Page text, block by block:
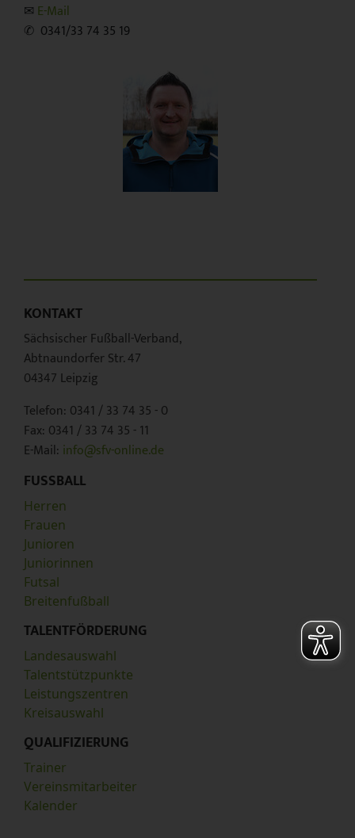
✉︎ E-Mail
✆ 0341/33 74 35 19
KONTAKT
Sächsischer Fußball-Verband,
Abtnaundorfer Str. 47
04347 Leipzig
Telefon: 0341 / 33 74 35 - 0
Fax: 0341 / 33 74 35 - 11
E-Mail: info@sfv-online.de
FUSSBALL
Herren
Frauen
Junioren
Juniorinnen
Futsal
Breitenfußball
TALENTFÖRDERUNG
Landesauswahl
Talentstützpunkte
Leistungszentren
Kreisauswahl
QUALIFIZIERUNG
Trainer
Vereinsmitarbeiter
Kalender